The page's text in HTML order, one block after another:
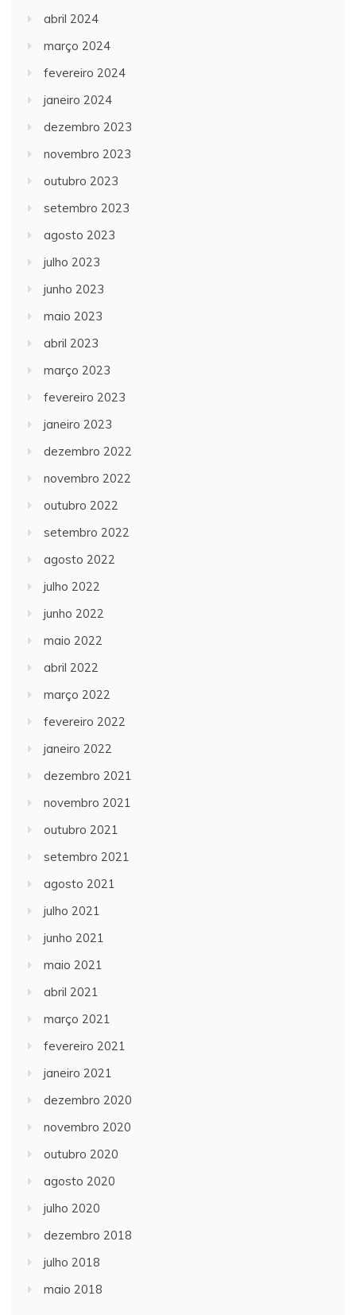
abril 2024
março 2024
fevereiro 2024
janeiro 2024
dezembro 2023
novembro 2023
outubro 2023
setembro 2023
agosto 2023
julho 2023
junho 2023
maio 2023
abril 2023
março 2023
fevereiro 2023
janeiro 2023
dezembro 2022
novembro 2022
outubro 2022
setembro 2022
agosto 2022
julho 2022
junho 2022
maio 2022
abril 2022
março 2022
fevereiro 2022
janeiro 2022
dezembro 2021
novembro 2021
outubro 2021
setembro 2021
agosto 2021
julho 2021
junho 2021
maio 2021
abril 2021
março 2021
fevereiro 2021
janeiro 2021
dezembro 2020
novembro 2020
outubro 2020
agosto 2020
julho 2020
dezembro 2018
julho 2018
maio 2018